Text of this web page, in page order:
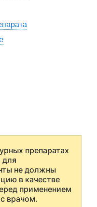
препаратах
для
не должны
в качестве
применением
врачом.